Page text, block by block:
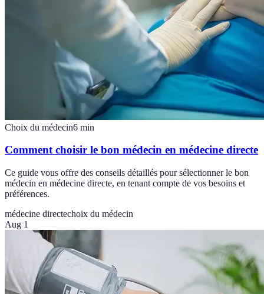
Choix du médecin6 min
Comment choisir le bon médecin en médecine directe
Ce guide vous offre des conseils détaillés pour sélectionner le bon
médecin en médecine directe, en tenant compte de vos besoins et
préférences.
médecine directechoix du médecin
Aug 1